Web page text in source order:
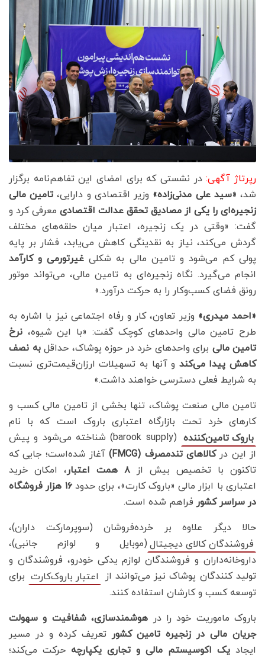
رپرتاژ آگهی:در نشستی که برای امضای این تفاهم‌نامه برگزار
شد، «سید علی مدنی‌زاده» وزیر اقتصادی و دارایی، تامین مالی
زنجیره‌ای را یکی از مصادیق تحقق عدالت اقتصادی معرفی کرد و
گفت: «وقتی در یک زنجیره، اعتبار میان حلقه‌های مختلف
گردش می‌کند، نیاز به نقدینگی کاهش می‌یابد، فشار بر پایه
پولی کم می‌شود و تامین مالی به شکلی غیرتورمی و کارآمد
انجام می‌گیرد. نگاه زنجیره‌ای به تامین مالی، می‌تواند موتور
رونق فضای کسب‌وکار را به حرکت درآورد.»
«احمد میدری» وزیر تعاون، کار و رفاه اجتماعی نیز با اشاره به
طرح تامین مالی واحدهای کوچک گفت: «با این شیوه، نرخ
تامین مالی برای واحدهای خرد در حوزه پوشاک، حداقلبه نصف
کاهش پیدا می‌کند و آنها به تسهیلات ارزان‌قیمت‌تری نسبت
به شرایط فعلی دسترسی خواهند داشت.»
تامین مالی صنعت پوشاک، تنها بخشی از تامین مالی کسب و
کارهای خرد تحت بازارگاه اعتباری باروک است که با نام
باروک تامین‌کننده
(barook supply) شناخته می‌شود و پیش
از این درکالاهای تندمصرف (FMCG
)آغاز شده‌است؛ جایی که
تاکنون با تخصیص بیش از ۸ همت اعتبار
، امکان خرید
اعتباری با ابزار مالی «باروک کارت»، برای حدود
۱۶ هزار فروشگاه
در سراسر کشورفراهم شده است.
حالا دیگر علاوه بر خرده‌فروشان (سوپرمارکت داران)،
فروشندگان کالای دیجیتال (موبایل و لوازم جانبی)،
داروخانه‌داران و فروشندگان لوازم یدکی خودرو، فروشندگان و
تولید کنندگان پوشاک نیز می‌توانند از
اعتبار باروک‌کارت برای
توسعه کسب و کارشان استفاده کنند.
باروک ماموریت خود را در هوشمندسازی، شفافیت و سهولت
جریان مالی در زنجیره تامین کشور تعریف کرده و در مسیر
ایجاد یک اکوسیستم مالی و تجاری یکپارچه حرکت می‌کند؛